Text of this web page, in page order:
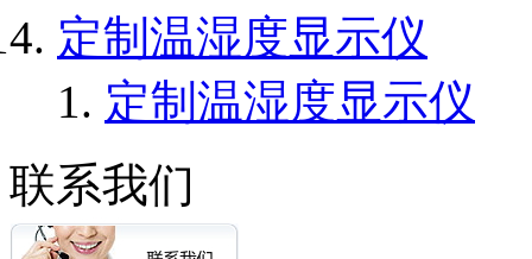
定制温湿度显示仪
定制温湿度显示仪
联系我们